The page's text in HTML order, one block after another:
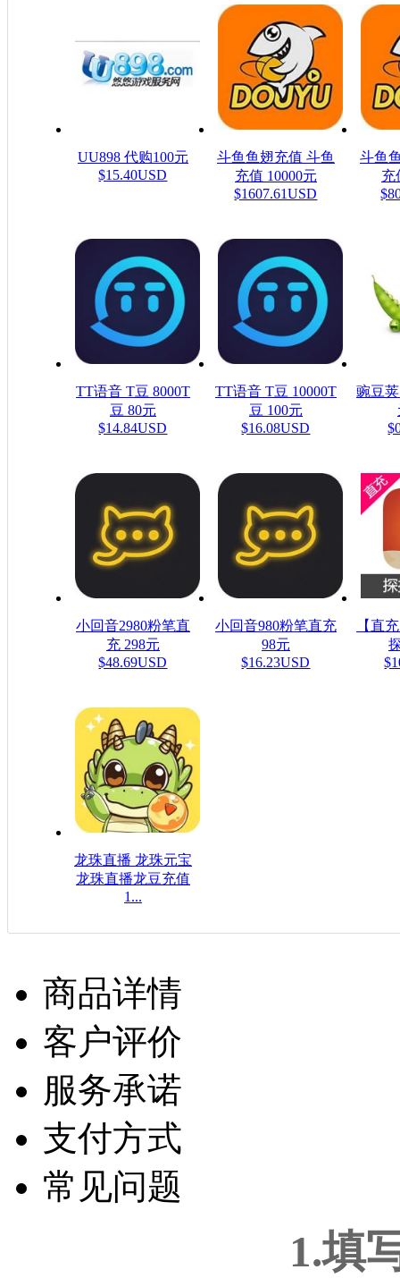
UU898 代购100元
$15.40USD
斗鱼鱼翅充值 斗鱼
充值 10000元
$1607.61USD
斗鱼
充
TT语音 T豆 8000T
豆 80元
$14.84USD
TT语音 T豆 10000T
豆 100元
$16.08USD
豌豆
小回音2980粉笔直
充 298元
$48.69USD
小回音980粉笔直充
98元
$16.23USD
【直
龙珠直播 龙珠元宝
龙珠直播龙豆充值
1...
商品详情
客户评价
服务承诺
支付方式
常见问题
1.填